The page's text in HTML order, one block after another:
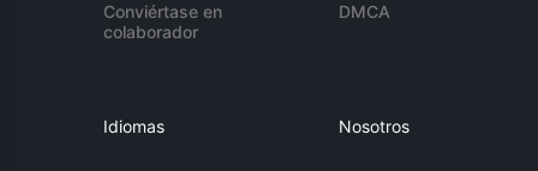
Conviértase en
colaborador
DMCA
Idiomas Nosotros